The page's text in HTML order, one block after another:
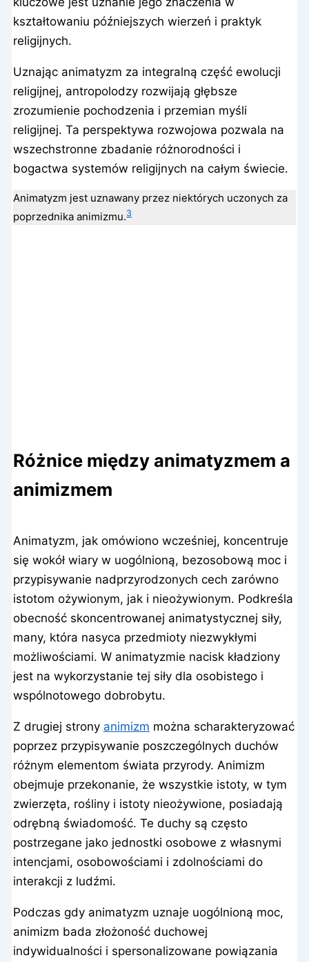
kształtowaniu późniejszych wierzeń i praktyk
religijnych.
Uznając animatyzm za integralną część ewolucji
religijnej, antropolodzy rozwijają głębsze
zrozumienie pochodzenia i przemian myśli
religijnej. Ta perspektywa rozwojowa pozwala na
wszechstronne zbadanie różnorodności i
bogactwa systemów religijnych na całym świecie.
Animatyzm jest uznawany przez niektórych uczonych za
poprzednika animizmu.3
Różnice między animatyzmem a
animizmem
Animatyzm, jak omówiono wcześniej, koncentruje
się wokół wiary w uogólnioną, bezosobową moc i
przypisywanie nadprzyrodzonych cech zarówno
istotom ożywionym, jak i nieożywionym. Podkreśla
obecność skoncentrowanej animatystycznej siły,
many, która nasyca przedmioty niezwykłymi
możliwościami. W animatyzmie nacisk kładziony
jest na wykorzystanie tej siły dla osobistego i
wspólnotowego dobrobytu.
Z drugiej strony animizm można scharakteryzować
poprzez przypisywanie poszczególnych duchów
różnym elementom świata przyrody. Animizm
obejmuje przekonanie, że wszystkie istoty, w tym
zwierzęta, rośliny i istoty nieożywione, posiadają
odrębną świadomość. Te duchy są często
postrzegane jako jednostki osobowe z własnymi
intencjami, osobowościami i zdolnościami do
interakcji z ludźmi.
Podczas gdy animatyzm uznaje uogólnioną moc,
animizm bada złożoność duchowej
indywidualności i spersonalizowane powiązania